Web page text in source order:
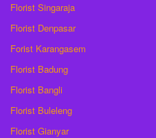
Florist Singaraja
Florist Denpasar
Forist Karangasem
Florist Badung
Florist Bangli
Florist Buleleng
Florist Gianyar